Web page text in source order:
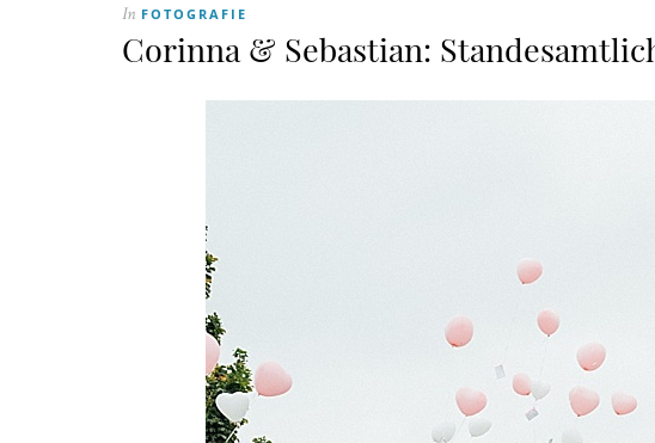
In FOTOGRAFIE
Corinna & Sebastian: